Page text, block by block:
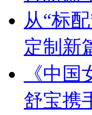
从“标
定制新
《中
舒宝携